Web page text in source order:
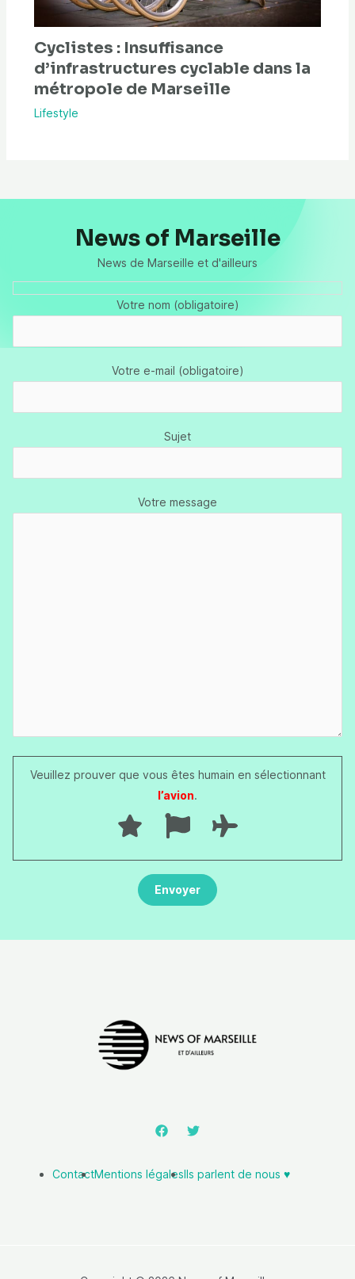
Cyclistes : Insuffisance
d’infrastructures cyclable dans la
métropole de Marseille
Lifestyle
News of Marseille
News de Marseille et d'ailleurs
Votre nom (obligatoire)
Votre e-mail (obligatoire)
Sujet
Votre message
Veuillez prouver que vous êtes humain en sélectionnant
l’avion.
ContactMentions légalesIls parlent de nous ♥️